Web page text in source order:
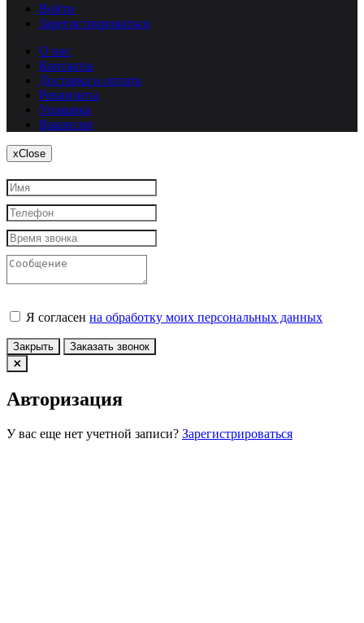
Войти
Зарегистрироваться
О нас
Контакты
Доставка и оплата
Реквизиты
Упаковка
Вакансии
xClose
Я согласен на обработку моих персональных данных
Закрыть Заказать звонок
Авторизация
У вас еще нет учетной записи? Зарегистрироваться